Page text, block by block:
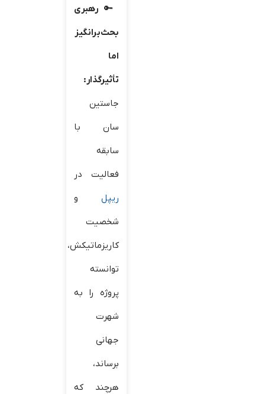
رهبری
بحث‌برانگیز
اما
تأثیرگذار:
جاستین
سان با
سابقه
فعالیت در
ریپل و
شخصیت
کاریزماتیکش،
توانسته
پروژه را به
شهرت
جهانی
برساند،
هرچند که